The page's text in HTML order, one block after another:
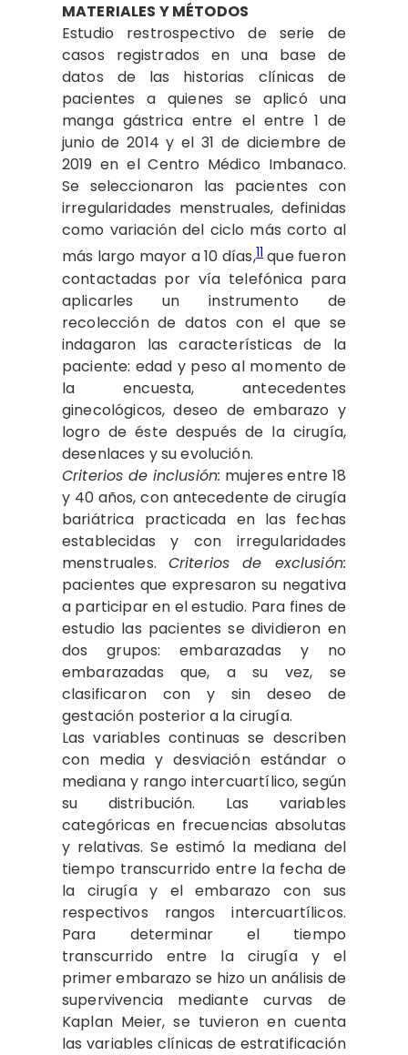
MATERIALES Y MÉTODOS
Estudio restrospectivo de serie de
casos registrados en una base de
datos de las historias clínicas de
pacientes a quienes se aplicó una
manga gástrica entre el entre 1 de
junio de 2014 y el 31 de diciembre de
2019 en el Centro Médico Imbanaco.
Se seleccionaron las pacientes con
irregularidades menstruales, definidas
como variación del ciclo más corto al
más largo mayor a 10 días,11 que fueron
contactadas por vía telefónica para
aplicarles un instrumento de
recolección de datos con el que se
indagaron las características de la
paciente: edad y peso al momento de
la encuesta, antecedentes
ginecológicos, deseo de embarazo y
logro de éste después de la cirugía,
desenlaces y su evolución.
Criterios de inclusión: mujeres entre 18
y 40 años, con antecedente de cirugía
bariátrica practicada en las fechas
establecidas y con irregularidades
menstruales. Criterios de exclusión:
pacientes que expresaron su negativa
a participar en el estudio. Para fines de
estudio las pacientes se dividieron en
dos grupos: embarazadas y no
embarazadas que, a su vez, se
clasificaron con y sin deseo de
gestación posterior a la cirugía.
Las variables continuas se describen
con media y desviación estándar o
mediana y rango intercuartílico, según
su distribución. Las variables
categóricas en frecuencias absolutas
y relativas. Se estimó la mediana del
tiempo transcurrido entre la fecha de
la cirugía y el embarazo con sus
respectivos rangos intercuartílicos.
Para determinar el tiempo
transcurrido entre la cirugía y el
primer embarazo se hizo un análisis de
supervivencia mediante curvas de
Kaplan Meier, se tuvieron en cuenta
las variables clínicas de estratificación